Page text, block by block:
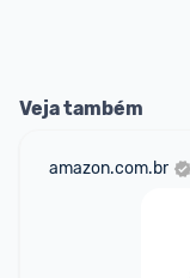
Veja também
amazon.com.br